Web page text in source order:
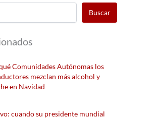
Buscar
Comunidades Autónomas los
mezclan más alcohol y
en Navidad
cuando su presidente mundial